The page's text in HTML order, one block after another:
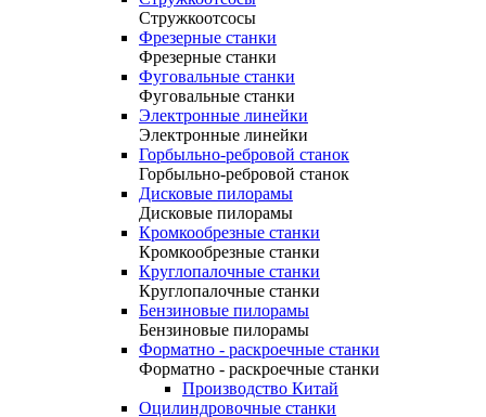
Стружкоотсосы
Фрезерные станки
Фрезерные станки
Фуговальные станки
Фуговальные станки
Электронные линейки
Электронные линейки
Горбыльно-ребровой станок
Горбыльно-ребровой станок
Дисковые пилорамы
Дисковые пилорамы
Кромкообрезные станки
Кромкообрезные станки
Круглопалочные станки
Круглопалочные станки
Бензиновые пилорамы
Бензиновые пилорамы
Форматно - раскроечные станки
Форматно - раскроечные станки
Производство Китай
Оцилиндровочные станки